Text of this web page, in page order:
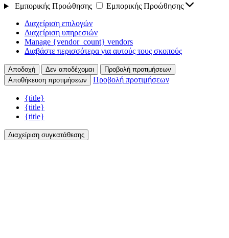
Εμπορικής Προώθησης
Εμπορικής Προώθησης
Διαχείριση επιλογών
Διαχείριση υπηρεσιών
Manage {vendor_count} vendors
Διαβάστε περισσότερα για αυτούς τους σκοπούς
Αποδοχή Δεν αποδέχομαι
Προβολή προτιμήσεων
Αποθήκευση προτιμήσεων
Προβολή προτιμήσεων
{title}
{title}
{title}
Διαχείριση συγκατάθεσης